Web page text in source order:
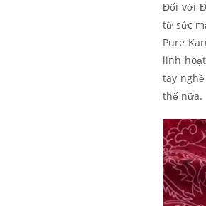
Đối với
từ sức
Pure
linh
tay
thế nữa.